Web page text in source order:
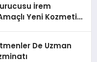
İrem
Yeni Kozmetik
De Uzman